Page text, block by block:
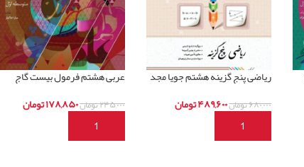
ریاضی پنج گزینه هشتم جویا مجد
۶۸۰,۰۰۰تومان۴۸۹,۶۰۰تومان
افزودن به سبد خرید
عربی هشتم فرمول بیست گاج
۲۴۵,۰۰۰تومان۱۷۸,۸۵۰تومان
افزودن به سبد خرید